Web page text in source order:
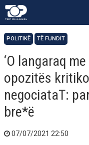
POLITIKË TË FUNDIT
‘O langaraq
opozitës
negociataT:
bre*ë
07/07/2021 22:50